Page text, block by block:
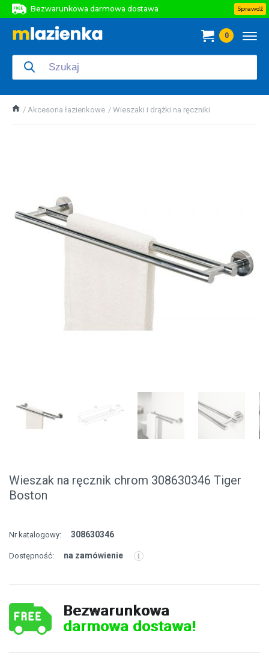
Bezwarunkowa darmowa dostawa
Bezwarunkowa darmowa dostawa
Sprawdź
0
Akcesoria łazienkowe Wieszaki i drążki na ręczniki
Wieszak na ręcznik chrom 308630346 Tiger
Boston
Nr katalogowy: 308630346
Dostępność: na zamówienie
Bezwarunkowa
darmowa dostawa!